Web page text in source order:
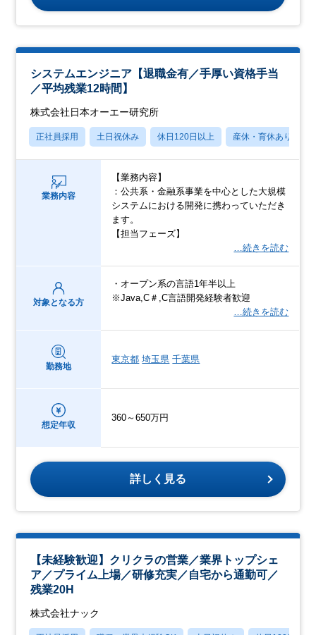
システムエンジニア【退職金有／手厚い資格手当
／平均残業12時間】
株式会社日本オーエー研究所
正社員採用 土日祝休み 休日120日以上 産休・育休あり
業務内容
【業務内容】
：公共系・金融系事業を中心とした大規模
システムにおける開発に携わっていただき
ます。
【担当フェーズ】
…続きを読む
対象となる方
・オープン系の言語1年半以上
※Java,C＃,C言語開発経験者歓迎
…続きを読む
勤務地
東京都 埼玉県 千葉県
想定年収
360～650万円
詳しく見る
【未経験歓迎】クリクラの営業／業界トップシェ
ア／プライム上場／研修充実／自宅から通勤可／
残業20H
株式会社ナック